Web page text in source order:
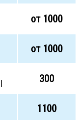
от 1000
от 1000
300
1100